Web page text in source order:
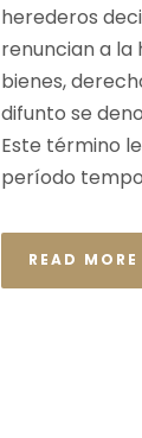
herederos
renuncian a la
bienes,
difunto se
Este término
período
READ MORE